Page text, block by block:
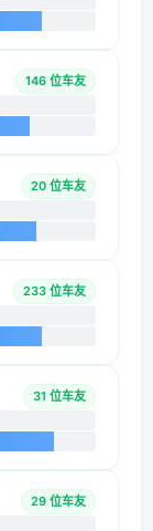
146 位车友
20 位车友
233 位车友
31 位车友
29 位车友